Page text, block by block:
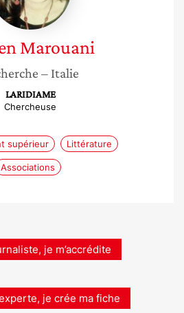
Marouani
– Italie
LARIDIAME
Chercheuse
supérieur Littérature
Associations
je m’accrédite
je crée ma fiche